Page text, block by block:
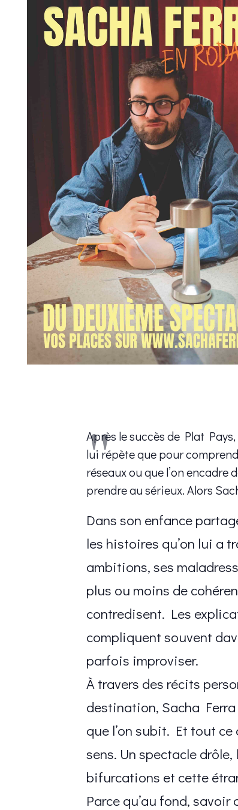
Après le succès de Plat
lui répète que pour
réseaux ou que l’on encadre
prendre au sérieux. Alors
Dans son enfance
les histoires qu’on lui a
ambitions, ses
plus ou moins de
contredisent. Les
compliquent souvent
parfois improviser.
À travers des récits
destination, Sacha Ferra
que l’on subit. Et tout ce
sens. Un spectacle
bifurcations et cette
Parce qu’au fond,